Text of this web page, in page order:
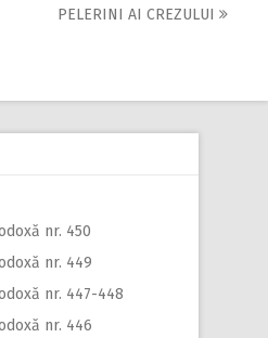
PELERINI AI CREZULUI
nr. 450
nr. 449
nr. 447-448
nr. 446